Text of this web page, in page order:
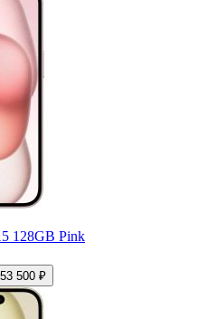
128GB Pink
53 500 ₽